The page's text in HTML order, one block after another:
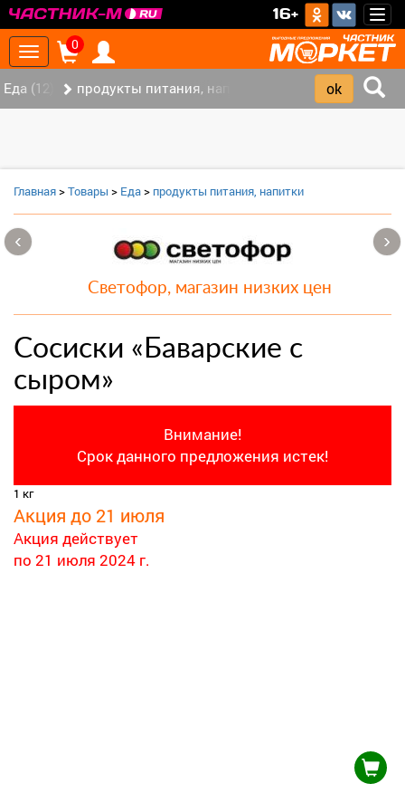
16+
Toggle
navigation
0
Еда (12) продукты питания, напитки (7)
Главная>Товары > Еда> продукты питания, напитки
Светофор, магазин низких цен
Сосиски «Баварские с
сыром»
Внимание!
Срок данного предложения истек!
1 кг
Акция до 21 июля
Акция действует
по 21 июля 2024 г.
‹ ›